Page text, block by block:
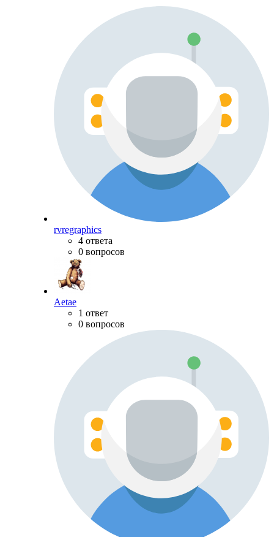
rvregraphics
4 ответа
0 вопросов
Aetae
1 ответ
0 вопросов